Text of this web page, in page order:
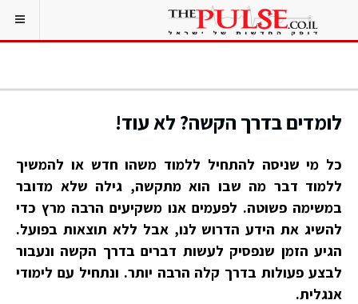
לומדים בדרך הקשה? לא עוד!
כל מי שניסה להתחיל ללמוד משהו חדש או להמשיך
ללמוד דבר מה שבו הוא מתקשה, גילה שלא מדובר
במשימה פשוטה. לפעמים אנו משקיעים הרבה מרץ כדי
להשיג את הידע הדרוש לנו, אבל ללא תוצאות בפועל.
הגיע הזמן שנפסיק לעשות דברים בדרך הקשה ונעבור
לבצע פעולות בדרך קלה הרבה יותר. ונתחיל עם לימודי
אנגלית.